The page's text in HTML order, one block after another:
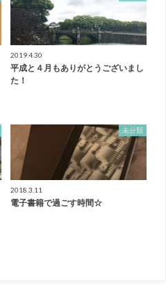
2019.4.30
平成と４月もありがとうございまし
た！
未分類
2018.3.11
電子書籍で過ごす時間☆